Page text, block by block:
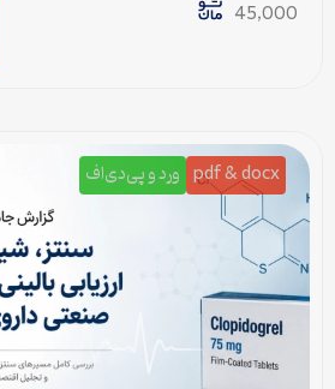
45,000
pdf & docx ورد و پی‌دی‌اف